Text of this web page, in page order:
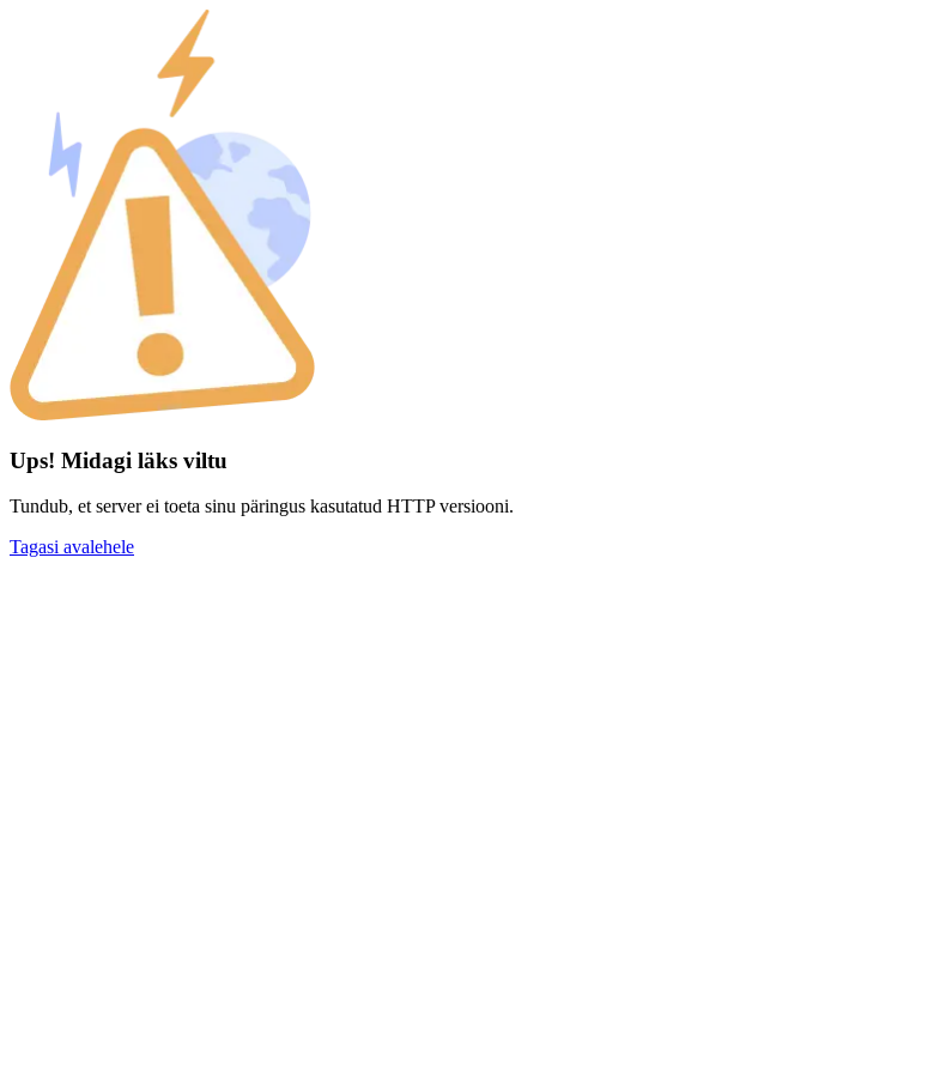
Ups! Midagi läks viltu
Tundub, et server ei toeta sinu päringus kasutatud HTTP versiooni.
Tagasi avalehele